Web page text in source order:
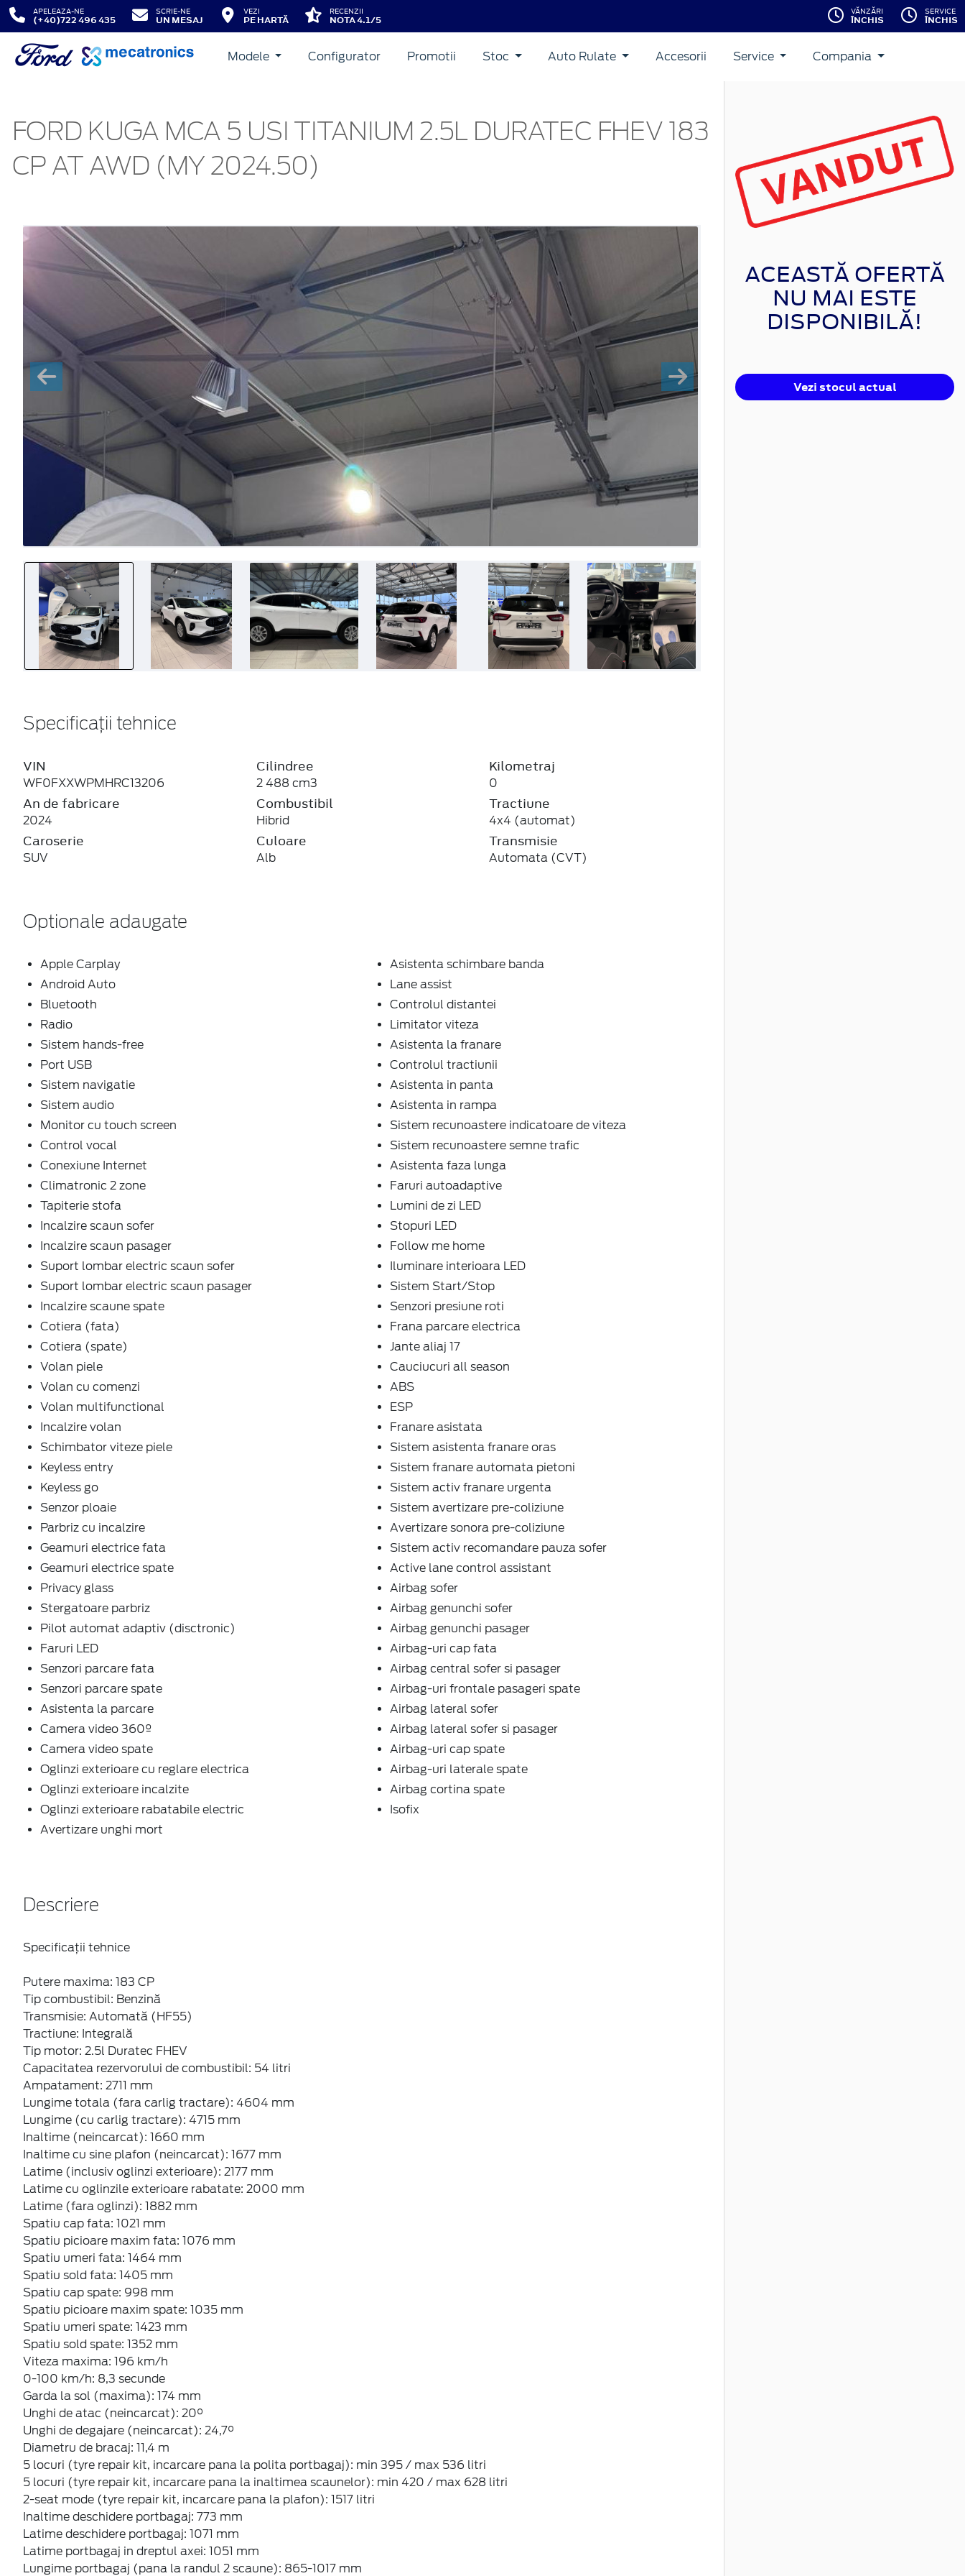
APELEAZA-NE
(+40)722 496 435
SCRIE-NE
UN MESAJ
VEZI
PE HARTĂ
RECENZII
NOTA 4.1/5
VĂNZĂRI
ÎNCHIS
SERVICE
ÎNCHIS
Modele Configurator Promotii Stoc Auto Rulate Accesorii Service Compania
FORD KUGA MCA 5 USI TITANIUM 2.5L DURATEC FHEV 183
CP AT AWD (MY 2024.50)
Specificații tehnice
VIN
WF0FXXWPMHRC13206
An de fabricare
2024
Caroserie
SUV
Cilindree
2 488 cm3
Combustibil
Hibrid
Culoare
Alb
Kilometraj
0
Tractiune
4x4 (automat)
Transmisie
Automata (CVT)
Optionale adaugate
Apple Carplay
Android Auto
Bluetooth
Radio
Sistem hands-free
Port USB
Sistem navigatie
Sistem audio
Monitor cu touch screen
Control vocal
Conexiune Internet
Climatronic 2 zone
Tapiterie stofa
Incalzire scaun sofer
Incalzire scaun pasager
Suport lombar electric scaun sofer
Suport lombar electric scaun pasager
Incalzire scaune spate
Cotiera (fata)
Cotiera (spate)
Volan piele
Volan cu comenzi
Volan multifunctional
Incalzire volan
Schimbator viteze piele
Keyless entry
Keyless go
Senzor ploaie
Parbriz cu incalzire
Geamuri electrice fata
Geamuri electrice spate
Privacy glass
Stergatoare parbriz
Pilot automat adaptiv (disctronic)
Faruri LED
Senzori parcare fata
Senzori parcare spate
Asistenta la parcare
Camera video 360º
Camera video spate
Oglinzi exterioare cu reglare electrica
Oglinzi exterioare incalzite
Oglinzi exterioare rabatabile electric
Avertizare unghi mort
Asistenta schimbare banda
Lane assist
Controlul distantei
Limitator viteza
Asistenta la franare
Controlul tractiunii
Asistenta in panta
Asistenta in rampa
Sistem recunoastere indicatoare de viteza
Sistem recunoastere semne trafic
Asistenta faza lunga
Faruri autoadaptive
Lumini de zi LED
Stopuri LED
Follow me home
Iluminare interioara LED
Sistem Start/Stop
Senzori presiune roti
Frana parcare electrica
Jante aliaj 17
Cauciucuri all season
ABS
ESP
Franare asistata
Sistem asistenta franare oras
Sistem franare automata pietoni
Sistem activ franare urgenta
Sistem avertizare pre-coliziune
Avertizare sonora pre-coliziune
Sistem activ recomandare pauza sofer
Active lane control assistant
Airbag sofer
Airbag genunchi sofer
Airbag genunchi pasager
Airbag-uri cap fata
Airbag central sofer si pasager
Airbag-uri frontale pasageri spate
Airbag lateral sofer
Airbag lateral sofer si pasager
Airbag-uri cap spate
Airbag-uri laterale spate
Airbag cortina spate
Isofix
Descriere
Specificații tehnice
Putere maxima: 183 CP
Tip combustibil: Benzină
Transmisie: Automată (HF55)
Tractiune: Integrală
Tip motor: 2.5l Duratec FHEV
Capacitatea rezervorului de combustibil: 54 litri
Ampatament: 2711 mm
Lungime totala (fara carlig tractare): 4604 mm
Lungime (cu carlig tractare): 4715 mm
Inaltime (neincarcat): 1660 mm
Inaltime cu sine plafon (neincarcat): 1677 mm
Latime (inclusiv oglinzi exterioare): 2177 mm
Latime cu oglinzile exterioare rabatate: 2000 mm
Latime (fara oglinzi): 1882 mm
Spatiu cap fata: 1021 mm
Spatiu picioare maxim fata: 1076 mm
Spatiu umeri fata: 1464 mm
Spatiu sold fata: 1405 mm
Spatiu cap spate: 998 mm
Spatiu picioare maxim spate: 1035 mm
Spatiu umeri spate: 1423 mm
Spatiu sold spate: 1352 mm
Viteza maxima: 196 km/h
0-100 km/h: 8,3 secunde
Garda la sol (maxima): 174 mm
Unghi de atac (neincarcat): 20°
Unghi de degajare (neincarcat): 24,7°
Diametru de bracaj: 11,4 m
5 locuri (tyre repair kit, incarcare pana la polita portbagaj): min 395 / max 536 litri
5 locuri (tyre repair kit, incarcare pana la inaltimea scaunelor): min 420 / max 628 litri
2-seat mode (tyre repair kit, incarcare pana la plafon): 1517 litri
Inaltime deschidere portbagaj: 773 mm
Latime deschidere portbagaj: 1071 mm
Latime portbagaj in dreptul axei: 1051 mm
Lungime portbagaj (pana la randul 2 scaune): 865-1017 mm
ACEASTĂ OFERTĂ
NU MAI ESTE
DISPONIBILĂ!
Vezi stocul actual